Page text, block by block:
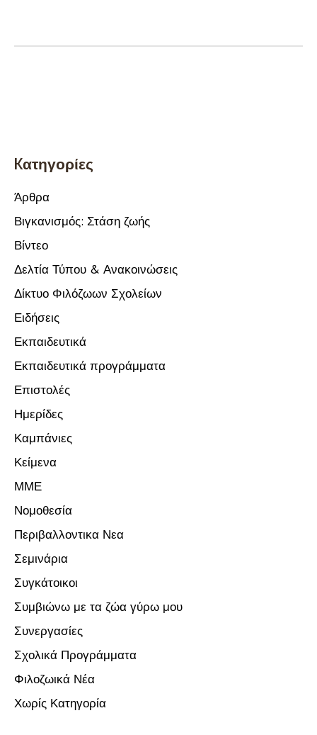
Kατηγορίες
Άρθρα
Βιγκανισμός: Στάση ζωής
Βίντεο
Δελτία Τύπου & Ανακοινώσεις
Δίκτυο Φιλόζωων Σχολείων
Ειδήσεις
Εκπαιδευτικά
Εκπαιδευτικά προγράμματα
Επιστολές
Ημερίδες
Καμπάνιες
Κείμενα
ΜΜΕ
Νομοθεσία
Περιβαλλοντικα Νεα
Σεμινάρια
Συγκάτοικοι
Συμβιώνω με τα ζώα γύρω μου
Συνεργασίες
Σχολικά Προγράμματα
Φιλοζωικά Νέα
Χωρίς Κατηγορία